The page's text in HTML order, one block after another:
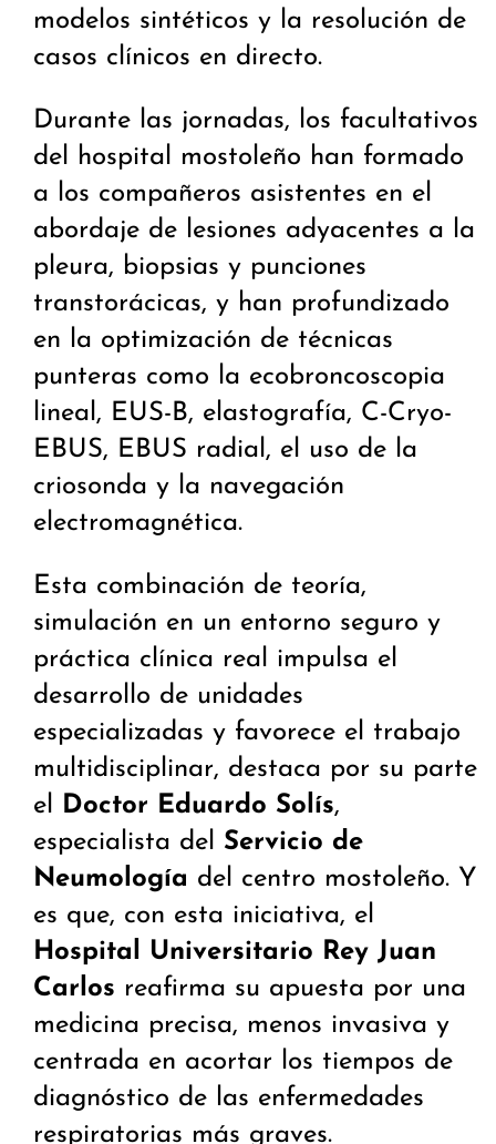
modelos sintéticos y la resolución de
casos clínicos en directo.
Durante las jornadas, los facultativos
del hospital mostoleño han formado
a los compañeros asistentes en el
abordaje de lesiones adyacentes a la
pleura, biopsias y punciones
transtorácicas, y han profundizado
en la optimización de técnicas
punteras como la ecobroncoscopia
lineal, EUS-B, elastografía, C-Cryo-
EBUS, EBUS radial, el uso de la
criosonda y la navegación
electromagnética.
Esta combinación de teoría,
simulación en un entorno seguro y
práctica clínica real impulsa el
desarrollo de unidades
especializadas y favorece el trabajo
multidisciplinar, destaca por su parte
el Doctor Eduardo Solís,
especialista del Servicio de
Neumología del centro mostoleño. Y
es que, con esta iniciativa, el
Hospital Universitario Rey Juan
Carlos reafirma su apuesta por una
medicina precisa, menos invasiva y
centrada en acortar los tiempos de
diagnóstico de las enfermedades
respiratorias más graves.